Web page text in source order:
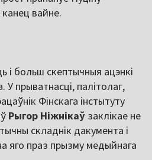
канец вайне.
і больш скептычныя ацэнкі
У прыватнасці, палітолаг,
Фінскага інстытуту
Рыгор Ніжнікаў заклікае не
складнік дакумента і
яго праз прызму медыйнага